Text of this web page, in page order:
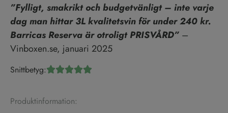
”Fylligt, smakrikt och budgetvänligt – inte varje
dag man hittar 3L kvalitetsvin för under 240 kr.
Barricas Reserva är otroligt PRISVÅRD” –
Vinboxen.se, januari 2025
Snittbetyg:
Produktinformation: